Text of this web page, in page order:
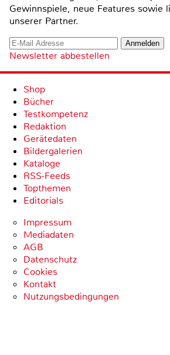
Gewinnspiele, neue Features sowie
unserer Partner.
Newsletter abbestellen
Shop
Bücher
Testkompetenz
Redaktion
Gerätedaten
Bildergalerien
Kataloge
RSS-Feeds
Topthemen
Editorials
Impressum
Mediadaten
AGB
Datenschutz
Cookies
Kontakt
Nutzungsbedingungen